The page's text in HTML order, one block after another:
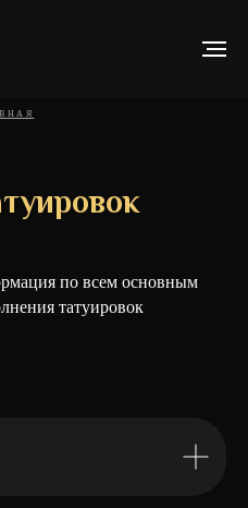
по всем основным
татуировок